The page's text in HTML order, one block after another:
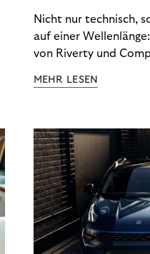
Nicht nur technisch,
auf einer
von Riverty und
Zahlungsabwicklung
MEHR LESEN